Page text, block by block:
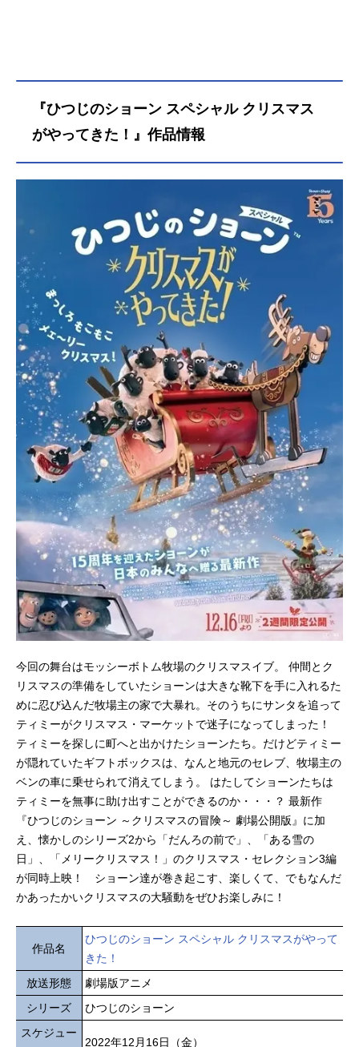
『ひつじのショーン スペシャル クリスマス
がやってきた！』作品情報
今回の舞台はモッシーボトム牧場のクリスマスイブ。 仲間とク
リスマスの準備をしていたショーンは大きな靴下を手に入れるた
めに忍び込んだ牧場主の家で大暴れ。そのうちにサンタを追って
ティミーがクリスマス・マーケットで迷子になってしまった！
ティミーを探しに町へと出かけたショーンたち。だけどティミー
が隠れていたギフトボックスは、なんと地元のセレブ、牧場主の
ベンの車に乗せられて消えてしまう。 はたしてショーンたちは
ティミーを無事に助け出すことができるのか・・・？ 最新作
『ひつじのショーン ～クリスマスの冒険～ 劇場公開版』に加
え、懐かしのシリーズ2から「だんろの前で」、「ある雪の
日」、「メリークリスマス！」のクリスマス・セレクション3編
が同時上映！ ショーン達が巻き起こす、楽しくて、でもなんだ
かあったかいクリスマスの大騒動をぜひお楽しみに！
作品名
ひつじのショーン スペシャル クリスマスがやって
きた！
放送形態
劇場版アニメ
シリーズ
ひつじのショーン
スケジュー
2022年12月16日（金）